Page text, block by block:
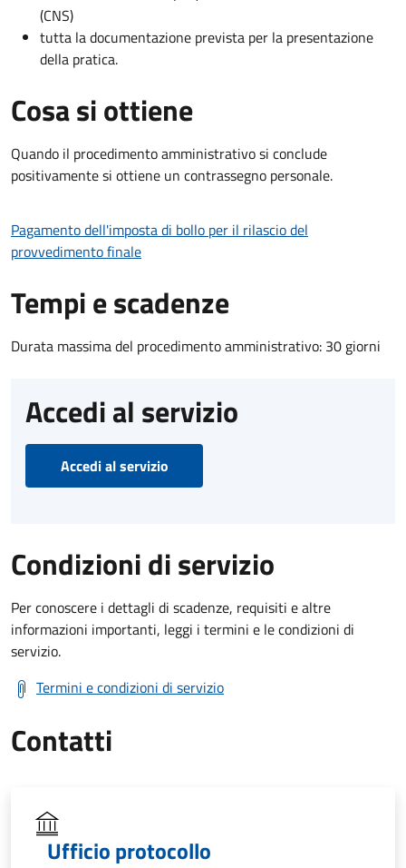
(CNS)
tutta la documentazione prevista per la presentazione
della pratica.
Cosa si ottiene
Quando il procedimento amministrativo si conclude
positivamente si ottiene un contrassegno personale.
Pagamento dell'imposta di bollo per il rilascio del
provvedimento finale
Tempi e scadenze
Durata massima del procedimento amministrativo: 30 giorni
Accedi al servizio
Accedi al servizio
Condizioni di servizio
Per conoscere i dettagli di scadenze, requisiti e altre
informazioni importanti, leggi i termini e le condizioni di
servizio.
Termini e condizioni di servizio
Contatti
Ufficio protocollo